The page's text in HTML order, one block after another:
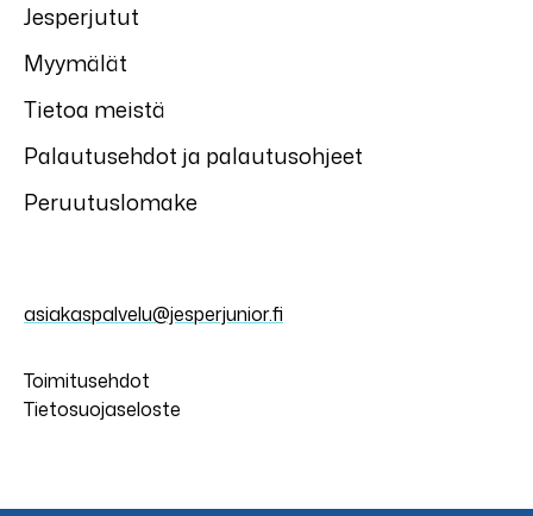
Jesperjutut
Myymälät
Tietoa meistä
Palautusehdot ja palautusohjeet
Peruutuslomake
asiakaspalvelu@jesperjunior.fi
Toimitusehdot
Tietosuojaseloste